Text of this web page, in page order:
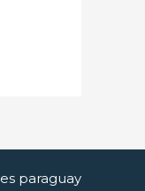
paraguay